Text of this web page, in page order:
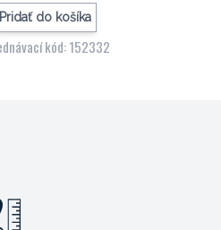
Pridať do košíka
kód: 152332